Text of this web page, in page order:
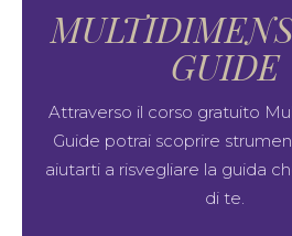
GUIDE
Attraverso il corso gratuito
Guide potrai scoprire
aiutarti a risvegliare la guida
di te.